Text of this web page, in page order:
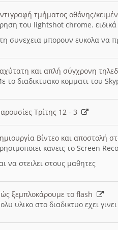
τμήματος οθόνης/
του lightshot chrome. ειδικά
συνεχεια μπορουν ευκολα να
και απλή σύγχρονη
το διαδικτυακο κομματι του
Τρίτης 12 - 3
Βίντεο και αποστολή
κανεις το Screen
να στειλει στους μαθητες
ξεμπλοκάρουμε το flash
υλικο στο διαδικτυο εχει